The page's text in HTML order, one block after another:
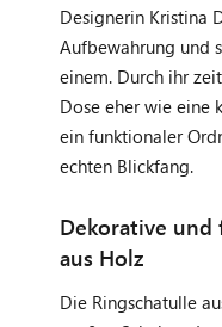
Designerin Kristina
Aufbewahrung und
einem. Durch ihr
Dose eher wie eine
ein funktionaler
echten Blickfang.
Dekorative und
aus Holz
Die Ringschatulle